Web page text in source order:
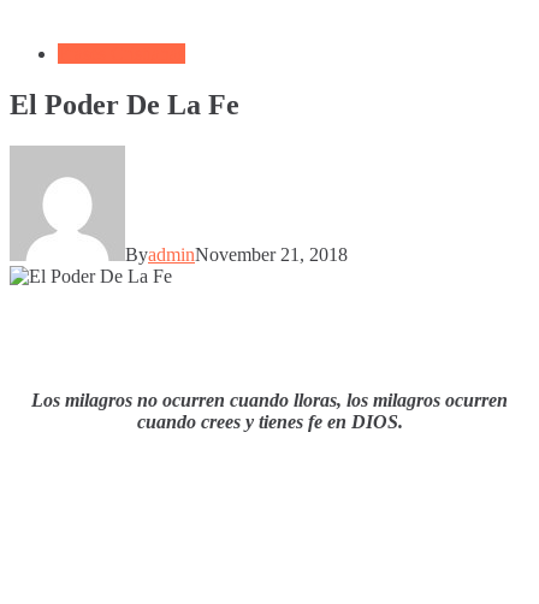
El Poder De La Fe
ByadminNovember 21, 2018
Los milagros no ocurren cuando lloras, los milagros ocurren
cuando crees y tienes fe en DIOS.